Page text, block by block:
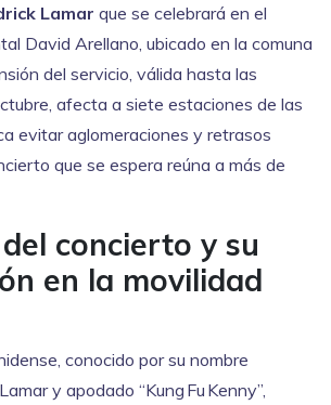
Lamar que se celebrará en el
David Arellano, ubicado en la comuna
del servicio, válida hasta las
afecta a siete estaciones de las
evitar aglomeraciones y retrasos
que se espera reúna a más de
concierto y su
en la movilidad
conocido por su nombre
y apodado “Kung Fu Kenny”,